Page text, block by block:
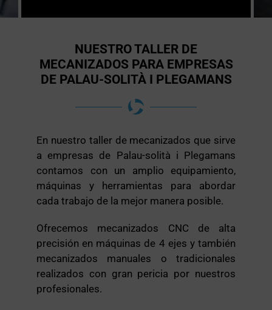
NUESTRO TALLER DE
MECANIZADOS PARA EMPRESAS
DE PALAU-SOLITÀ I PLEGAMANS
En nuestro taller de mecanizados que sirve
a empresas de Palau-solità i Plegamans
contamos con un amplio equipamiento,
máquinas y herramientas para abordar
cada trabajo de la mejor manera posible.
Ofrecemos mecanizados CNC de alta
precisión en máquinas de 4 ejes y también
mecanizados manuales o tradicionales
realizados con gran pericia por nuestros
profesionales.